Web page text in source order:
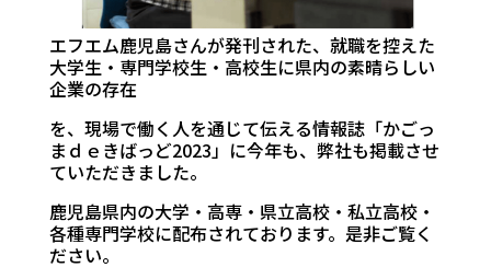
エフエム鹿児島さんが発刊された、就職を控えた
大学生・専門学校生・高校生に県内の素晴らしい
企業の存在
を、現場で働く人を通じて伝える情報誌「かごっ
まｄｅきばっど2023」に今年も、弊社も掲載させ
ていただきました。
鹿児島県内の大学・高専・県立高校・私立高校・
各種専門学校に配布されております。是非ご覧く
ださい。